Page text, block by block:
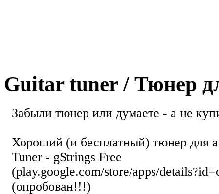
Guitar tuner / Тюнер
Забыли тюнер или думаете - а не
Хороший (и бесплатный) тюнер для
Tuner - gStrings Free
(play.google.com/store/apps/
(опробован!!!)